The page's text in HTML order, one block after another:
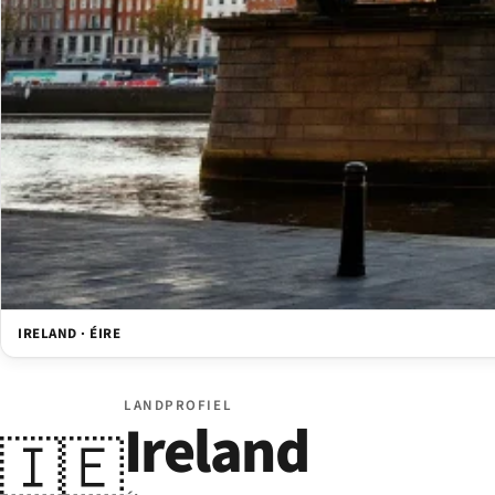
IRELAND · ÉIRE
🇮🇪
LANDPROFIEL
Ireland